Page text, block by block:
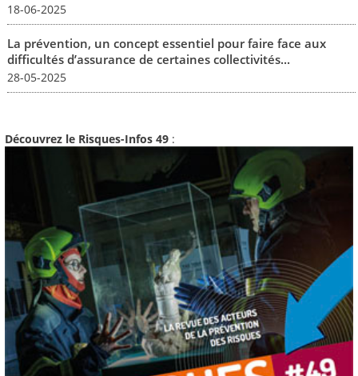
18-06-2025
La prévention, un concept essentiel pour faire face aux
difficultés d’assurance de certaines collectivités...
28-05-2025
Découvrez le Risques-Infos 49 :